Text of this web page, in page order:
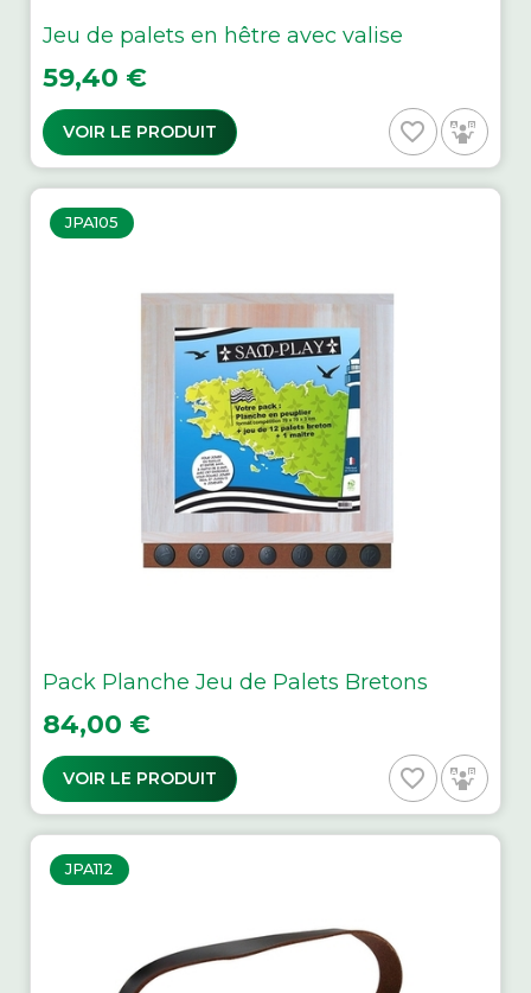
Jeu de palets en hêtre avec valise
Prix
59,40 €
VOIR LE PRODUIT favorite_border
JPA105
Pack Planche Jeu de Palets Bretons
Prix
84,00 €
VOIR LE PRODUIT favorite_border
JPA112